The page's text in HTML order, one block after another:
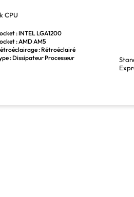
CPU
: INTEL LGA1200
: AMD AM5
: Rétroéclairé
: Dissipateur Processeur